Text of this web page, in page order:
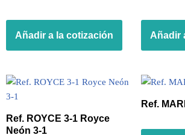
Añadir a la cotización Añadir
Ref. ROYCE 3-1 Royce
Neón 3-1
Ref.